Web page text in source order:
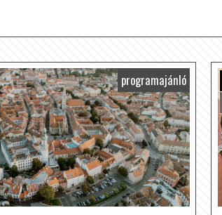
programajánló